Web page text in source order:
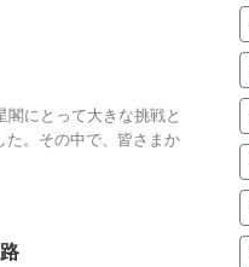
にとって大きな挑戦と
。その中で、皆さまか